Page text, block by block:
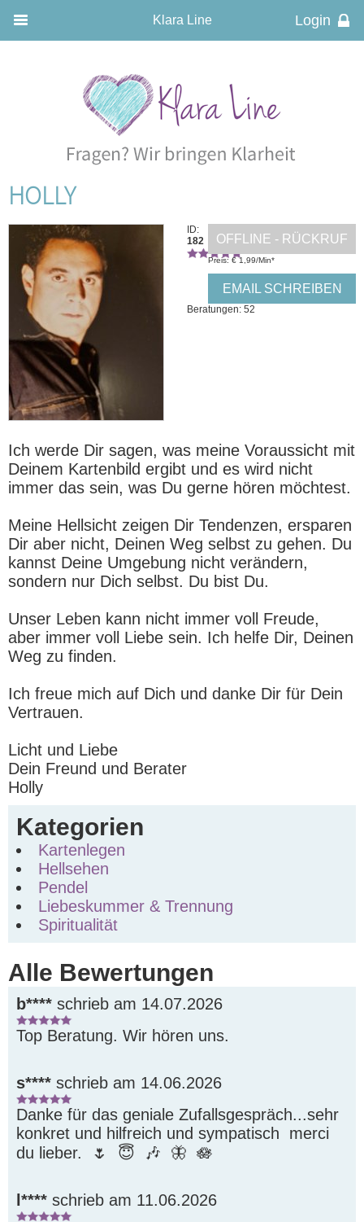
Klara Line
HOLLY
OFFLINE - RÜCKRUF
Preis: € 1,99/Min*
EMAIL SCHREIBEN
ID:
182
Beratungen: 52
Ich werde Dir sagen, was meine Voraussicht mit
Deinem Kartenbild ergibt und es wird nicht
immer das sein, was Du gerne hören möchtest.
Meine Hellsicht zeigen Dir Tendenzen, ersparen
Dir aber nicht, Deinen Weg selbst zu gehen. Du
kannst Deine Umgebung nicht verändern,
sondern nur Dich selbst. Du bist Du.
Unser Leben kann nicht immer voll Freude,
aber immer voll Liebe sein. Ich helfe Dir, Deinen
Weg zu finden.
Ich freue mich auf Dich und danke Dir für Dein
Vertrauen.
Licht und Liebe
Dein Freund und Berater
Holly
Kategorien
Kartenlegen
Hellsehen
Pendel
Liebeskummer & Trennung
Spiritualität
Alle Bewertungen
b**** schrieb am 14.07.2026
Top Beratung. Wir hören uns.
s**** schrieb am 14.06.2026
Danke für das geniale Zufallsgespräch...sehr
konkret und hilfreich und sympatisch  merci
du lieber.  🌷  😇  🎶  🦋  🪷
l**** schrieb am 11.06.2026